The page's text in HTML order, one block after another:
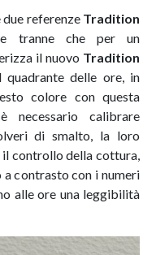
referenze Tradition
tranne che per un
il nuovo Tradition
delle ore, in
colore con questa
necessario calibrare
di smalto, la loro
controllo della cottura,
contrasto con i numeri
alle ore una leggibilità